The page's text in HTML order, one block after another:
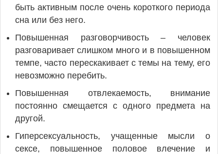
быть активным после очень короткого периода
сна или без него.
Повышенная разговорчивость – человек
разговаривает слишком много и в повышенном
темпе, часто перескакивает с темы на тему, его
невозможно перебить.
Повышенная отвлекаемость, внимание
постоянно смещается с одного предмета на
другой.
Гиперсексуальность, учащенные мысли о
сексе, повышенное половое влечение и